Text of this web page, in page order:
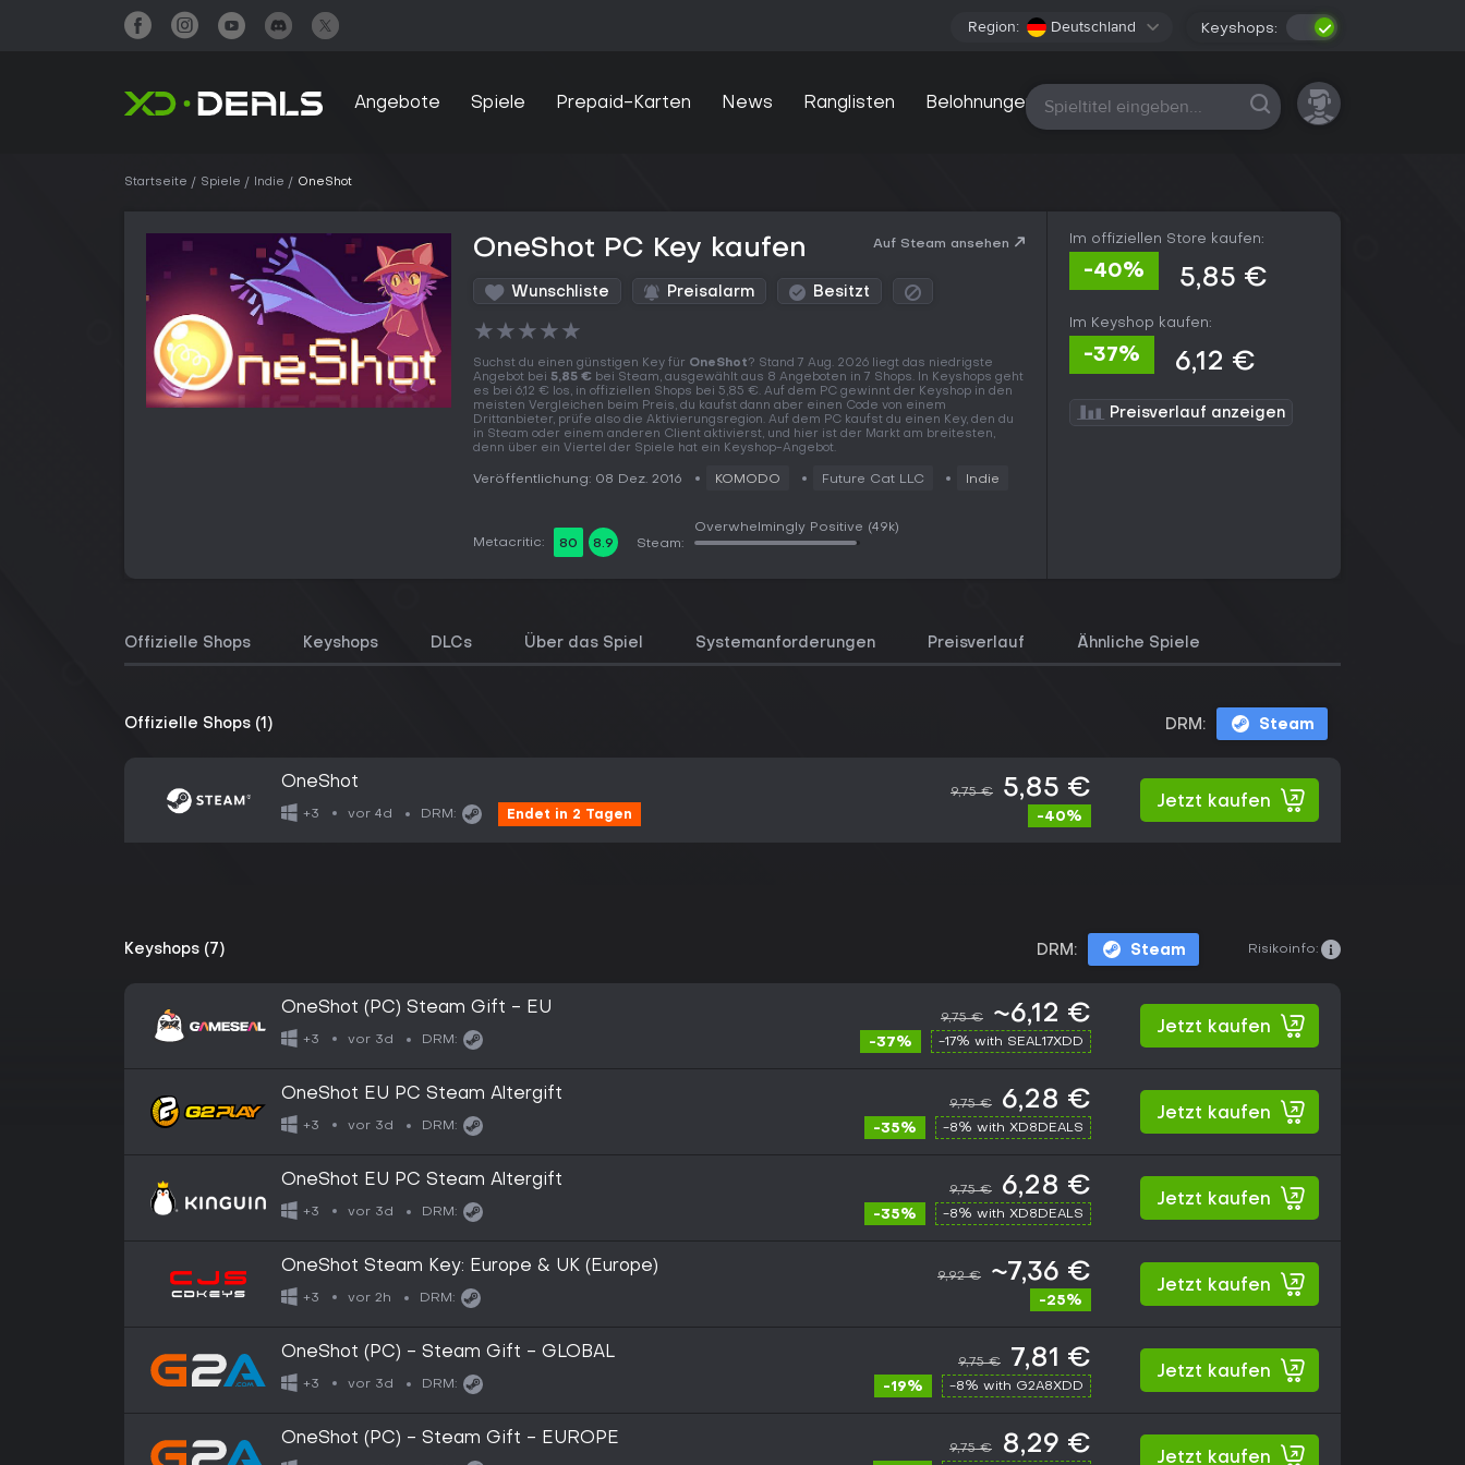
Region: Deutschland Keyshops:
Angebote Spiele Prepaid-Karten News Ranglisten Belohnungen Alle Plattformen
Startseite Spiele Indie OneShot
OneShot PC Key kaufen Auf Steam ansehen
Wunschliste Preisalarm Besitzt
★★★★★
Suchst du einen günstigen Key für OneShot? Stand 7 Aug. 2026 liegt das niedrigste
Angebot bei 5,85 € bei Steam, ausgewählt aus 8 Angeboten in 7 Shops. In Keyshops geht
es bei 6,12 € los, in offiziellen Shops bei 5,85 €. Auf dem PC gewinnt der Keyshop in den
meisten Vergleichen beim Preis, du kaufst dann aber einen Code von einem
Drittanbieter, prüfe also die Aktivierungsregion. Auf dem PC kaufst du einen Key, den du
in Steam oder einem anderen Client aktivierst, und hier ist der Markt am breitesten,
denn über ein Viertel der Spiele hat ein Keyshop-Angebot.
Veröffentlichung: 08 Dez. 2016 KOMODO Future Cat LLC Indie
Metacritic: 80 8.9 Steam:
Overwhelmingly Positive (49k)
Im offiziellen Store kaufen:
-40% 5,85 €
Im Keyshop kaufen:
-37% 6,12 €
Preisverlauf anzeigen
Offizielle Shops Keyshops DLCs Über das Spiel Systemanforderungen Preisverlauf Ähnliche Spiele
Offizielle Shops (1) DRM: Steam
OneShot
+3 vor 4d DRM: Endet in 2 Tagen
9,75 € 5,85 €
-40%
Jetzt kaufen
Keyshops (7) DRM: Steam Risikoinfo:
OneShot (PC) Steam Gift - EU
+3 vor 3d DRM:
9,75 € ~6,12 €
-37% -17% with SEAL17XDD
Jetzt kaufen
OneShot EU PC Steam Altergift
+3 vor 3d DRM:
9,75 € 6,28 €
-35% -8% with XD8DEALS
Jetzt kaufen
OneShot EU PC Steam Altergift
+3 vor 3d DRM:
9,75 € 6,28 €
-35% -8% with XD8DEALS
Jetzt kaufen
OneShot Steam Key: Europe & UK (Europe)
+3 vor 2h DRM:
9,92 € ~7,36 €
-25%
Jetzt kaufen
OneShot (PC) - Steam Gift - GLOBAL
+3 vor 3d DRM:
9,75 € 7,81 €
-19% -8% with G2A8XDD
Jetzt kaufen
OneShot (PC) - Steam Gift - EUROPE
9,75 € 8,29 €
Jetzt kaufen